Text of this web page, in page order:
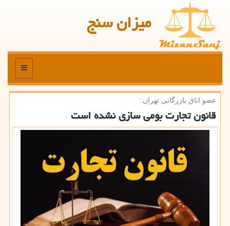
میزان سنج
منو
عضو اتاق بازرگانی تهران:
قانون تجارت بومی سازی نشده است